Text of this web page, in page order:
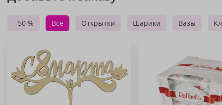
- 50 % Все Открытки Шарики Вазы